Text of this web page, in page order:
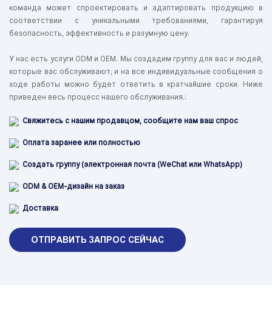
команда может спроектировать и адаптировать продукцию в
соответствии с уникальными требованиями, гарантируя
безопасность, эффективность и разумную цену.
У нас есть услуги ODM и OEM. Мы создадим группу для вас и людей,
которые вас обслуживают, и на все индивидуальные сообщения о
ходе работы можно будет ответить в кратчайшие сроки. Ниже
приведен весь процесс нашего обслуживания.:
Свяжитесь с нашим продавцом, сообщите нам ваш спрос
Оплата заранее или полностью
Создать группу (электронная почта (WeChat или WhatsApp)
ODM & OEM-дизайн на заказ
Доставка
ОТПРАВИТЬ ЗАПРОС СЕЙЧАС